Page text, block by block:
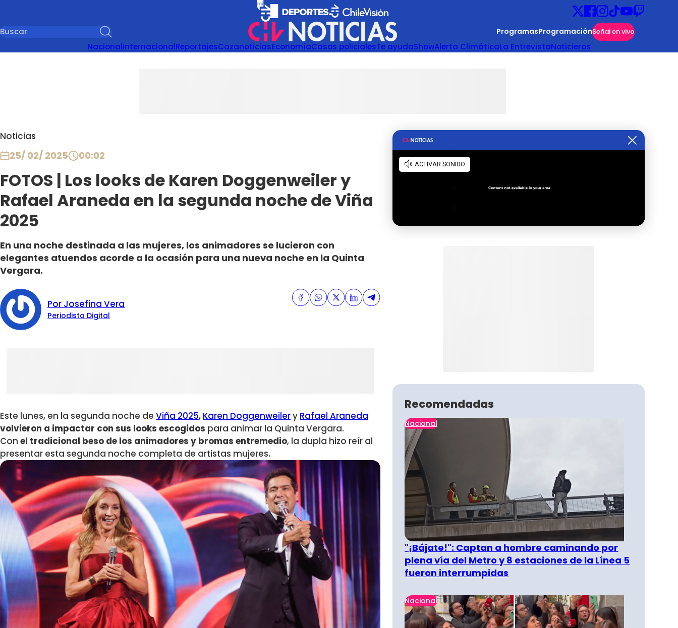
ProgramasProgramaciónSeñal en vivo
NacionalInternacionalReportajesCazanoticiasEconomíaCasos policialesTe ayudaShowAlerta ClimáticaLa EntrevistaNoticieros
Noticias
25/ 02/ 2025 00:02
FOTOS | Los looks de Karen Doggenweiler y
Rafael Araneda en la segunda noche de Viña
2025
En una noche destinada a las mujeres, los animadores se lucieron con
elegantes atuendos acorde a la ocasión para una nueva noche en la Quinta
Vergara.
Por Josefina Vera
Periodista Digital
Este lunes, en la segunda noche de Viña 2025, Karen Doggenweilery Rafael Araneda
volvieron a impactar con sus looks escogidos para animar la Quinta Vergara.
Con el tradicional beso de los animadores y bromas entremedio, la dupla hizo reír al
presentar esta segunda noche completa de artistas mujeres.
Recomendadas
Nacional
"¡Bájate!": Captan a hombre caminando por
plena vía del Metro y 8 estaciones de la Línea 5
fueron interrumpidas
Nacional